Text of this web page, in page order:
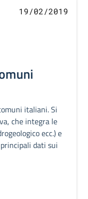
19/02/2019
italiani. Si
che integra le
ecc.) e
dati sui